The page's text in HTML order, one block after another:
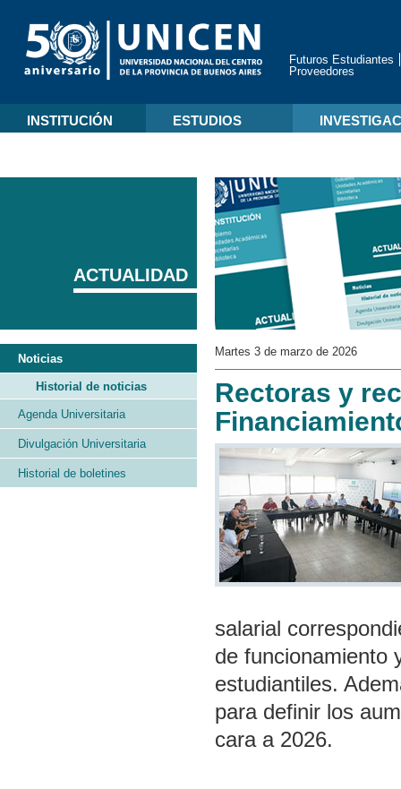
Futuros Estudiantes
Proveedores
INSTITUCIÓN ESTUDIOS
Martes 3 de marzo de 2026
Rectoras y
salarial
de funcionamiento
estudiantiles.
para definir los
cara a 2026.
ACTUALIDAD
Noticias
Historial de noticias
Agenda Universitaria
Divulgación Universitaria
Historial de boletines